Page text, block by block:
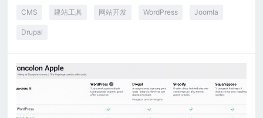
CMS 建站工具 网站开发 WordPress Joomla
Drupal